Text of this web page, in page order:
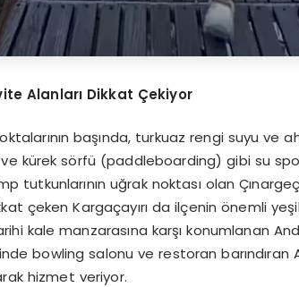
Alanları Dikkat Çekiyor
başında, turkuaz rengi suyu ve
kürek sörfü (paddleboarding) gibi su
tutkunlarının uğrak noktası olan
çeken Kargaçayırı da ilçenin önemli
kale manzarasına karşı konumlanan
bowling salonu ve restoran barındıran
hizmet veriyor.